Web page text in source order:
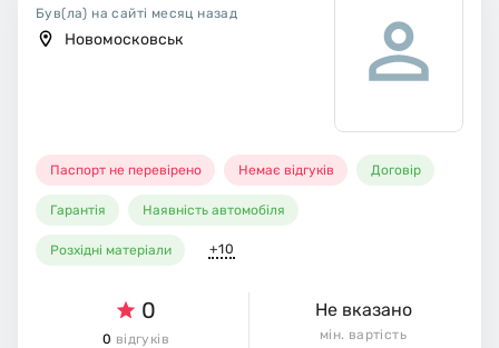
Був(ла) на сайті месяц назад
Новомосковськ
Паспорт не перевірено Немає відгуків Договір
Гарантія Наявність автомобіля
Розхідні матеріали +10
0
0 відгуків
Не вказано
мін. вартість